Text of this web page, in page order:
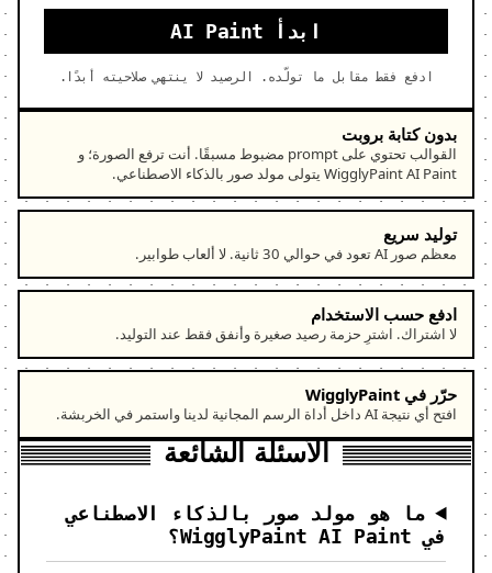
ابدأ AI Paint
ادفع فقط مقابل ما تولّده. الرصيد لا ينتهي صلاحيته أبدًا.
بدون كتابة بروبت
القوالب تحتوي على prompt مضبوط مسبقًا. أنت ترفع الصورة؛ و
WigglyPaint AI Paint يتولى مولد صور بالذكاء الاصطناعي.
توليد سريع
معظم صور AI تعود في حوالي 30 ثانية. لا ألعاب طوابير.
ادفع حسب الاستخدام
لا اشتراك. اشترِ حزمة رصيد صغيرة وأنفق فقط عند التوليد.
حرّر في WigglyPaint
افتح أي نتيجة AI داخل أداة الرسم المجانية لدينا واستمر في الخربشة.
الأسئلة الشائعة
ما هو مولد صور بالذكاء الاصطناعي
في WigglyPaint AI Paint؟